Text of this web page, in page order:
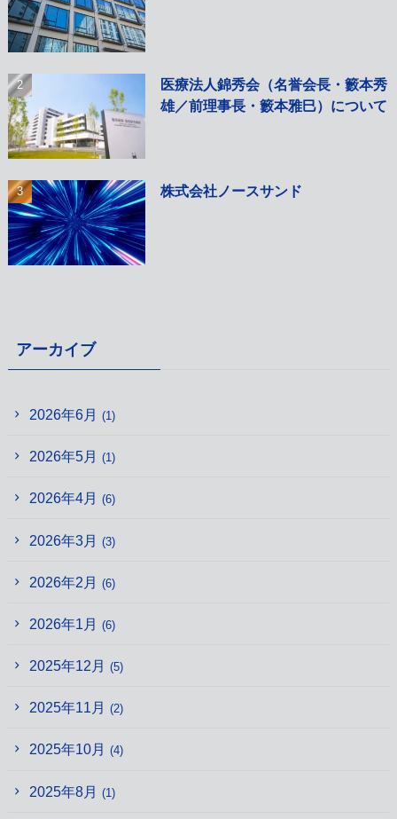
医療法人錦秀会（名誉会長・籔本秀
雄／前理事長・籔本雅巳）について
株式会社ノースサンド
アーカイブ
2026年6月 (1)
2026年5月 (1)
2026年4月 (6)
2026年3月 (3)
2026年2月 (6)
2026年1月 (6)
2025年12月 (5)
2025年11月 (2)
2025年10月 (4)
2025年8月 (1)